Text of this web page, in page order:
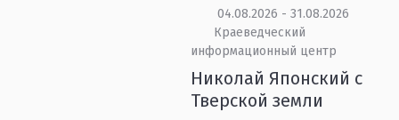
04.08.2026 - 31.08.2026
Краеведческий
информационный центр
Николай Японский с
Тверской земли